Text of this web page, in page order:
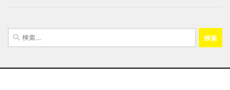
検
索: